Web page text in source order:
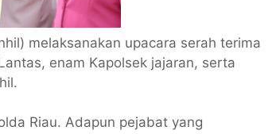
melaksanakan upacara serah terima
enam Kapolsek jajaran, serta
Riau. Adapun pejabat yang